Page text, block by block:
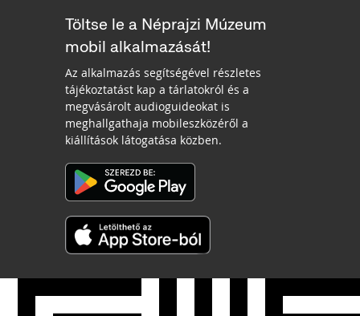
Töltse le a Néprajzi Múzeum
mobil alkalmazását!
Az alkalmazás segítségével részletes
tájékoztatást kap a tárlatokról és a
megvásárolt audioguideokat is
meghallgathaja mobileszközéről a
kiállítások látogatása közben.